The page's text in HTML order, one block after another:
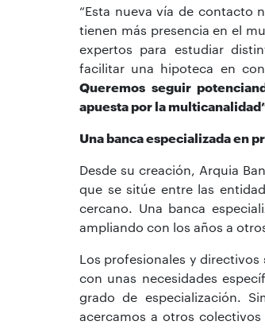
“Esta nueva vía de contacto
tienen más presencia en el
expertos para estudiar
facilitar una hipoteca en
Queremos seguir
apuesta por la
Una banca especializada en
Desde su creación, Arquia
que se sitúe entre las
cercano. Una banca
ampliando con los años a
Los profesionales y
con unas necesidades
grado de especialización.
acercamos a otros